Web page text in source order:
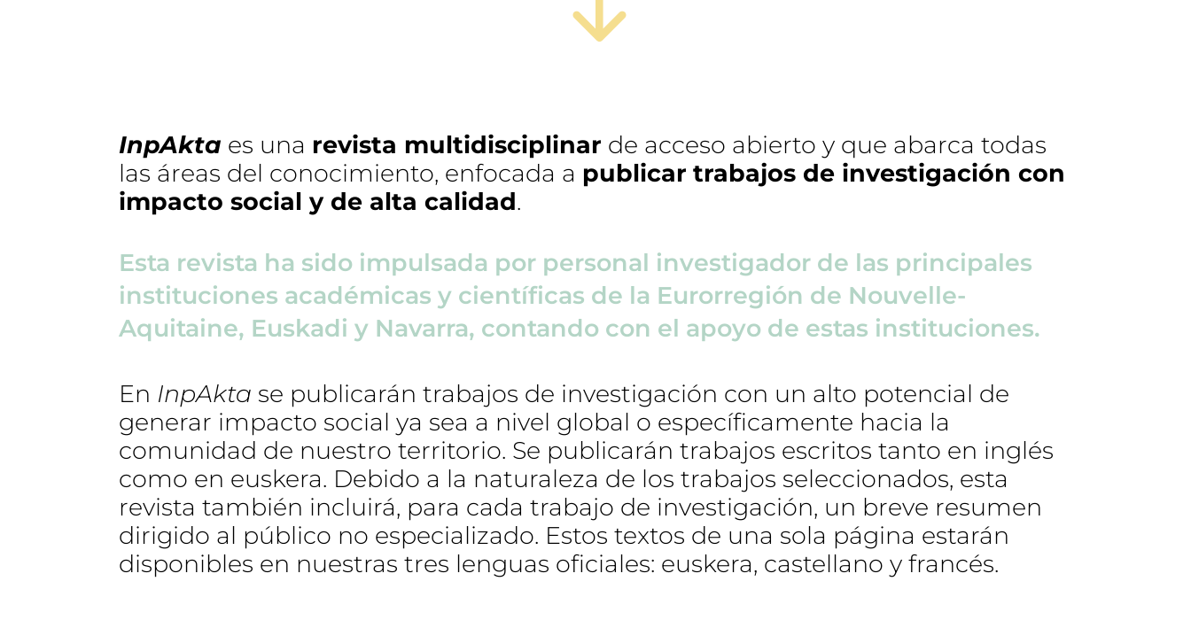
InpAkta es una revista multidisciplinar de acceso abierto y que abarca todas
las áreas del conocimiento, enfocada a publicar trabajos de investigación con
impacto social y de alta calidad.
Esta revista ha sido impulsada por personal investigador de las principales
instituciones académicas y científicas de la Eurorregión de Nouvelle-
Aquitaine, Euskadi y Navarra, contando con el apoyo de estas instituciones.
En InpAkta se publicarán trabajos de investigación con un alto potencial de
generar impacto social ya sea a nivel global o específicamente hacia la
comunidad de nuestro territorio. Se publicarán trabajos escritos tanto en inglés
como en euskera. Debido a la naturaleza de los trabajos seleccionados, esta
revista también incluirá, para cada trabajo de investigación, un breve resumen
dirigido al público no especializado. Estos textos de una sola página estarán
disponibles en nuestras tres lenguas oficiales: euskera, castellano y francés.